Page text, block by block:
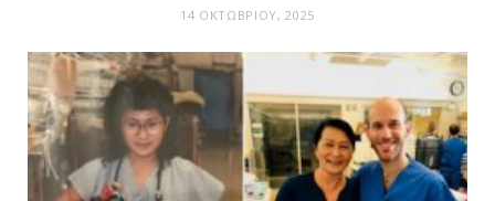
14 ΟΚΤΩΒΡΊΟΥ, 2025